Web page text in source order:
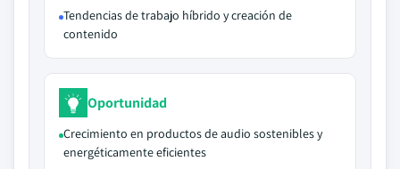
Tendencias de trabajo híbrido y creación de
contenido
Oportunidad
Crecimiento en productos de audio sostenibles y
energéticamente eficientes